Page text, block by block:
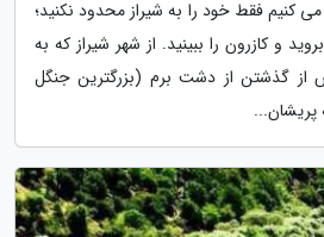
کنیم فقط خود را به شیراز محدود نکنید؛
و کازرون را ببینید. از شهر شیراز که به
گذشتن از دشت برم (بزرگترین جنگل
پریشان...